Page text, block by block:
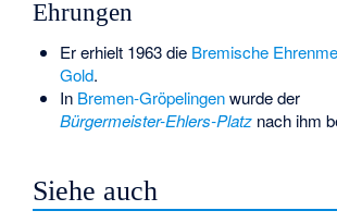
Ehrungen
Er erhielt 1963 die Bremische
Gold.
In Bremen-Gröpelingenwurde der
Bürgermeister-Ehlers-Platznach ihm
Siehe auch